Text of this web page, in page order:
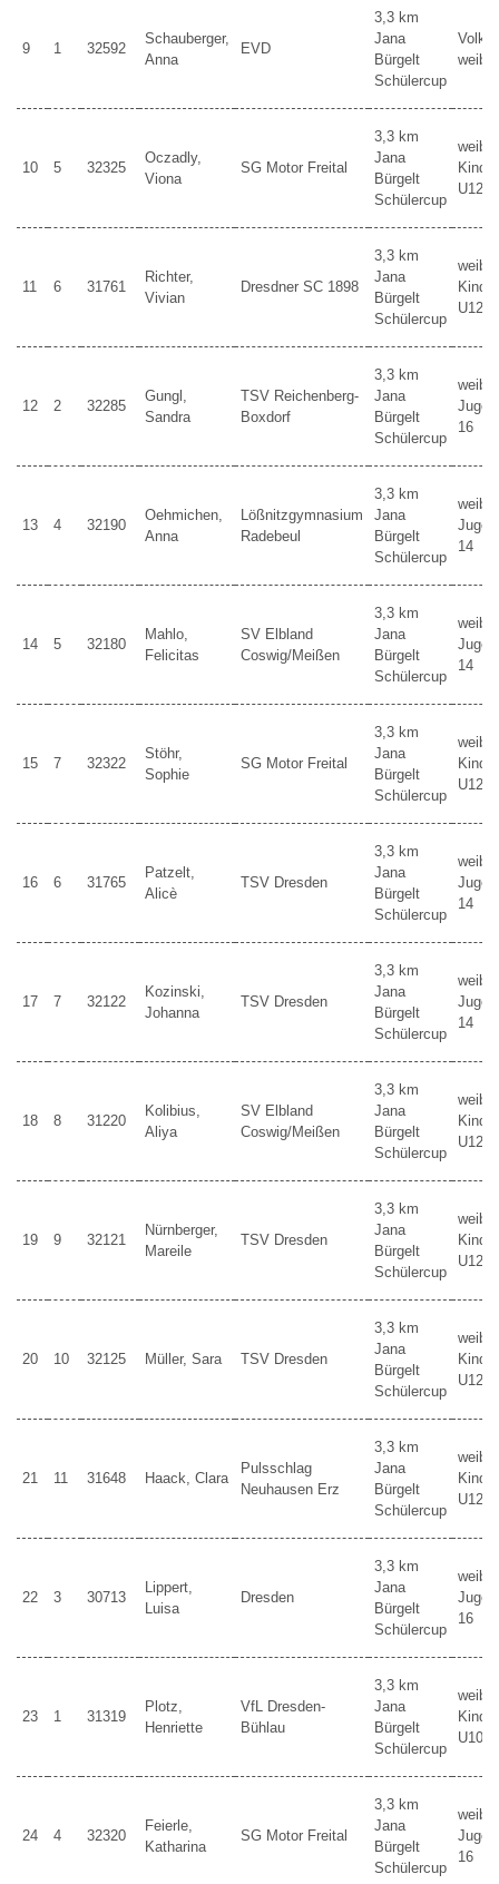
9 1 32592
Schauberger,
Anna
EVD
3,3 km
Jana
Bürgelt
Schülercup
10 5 32325
Oczadly,
Viona
SG Motor Freital
3,3 km
Jana
Bürgelt
Schülercup
Kinder
U12
11 6 31761
Richter,
Vivian
Dresdner SC 1898
3,3 km
Jana
Bürgelt
Schülercup
Kinder
U12
12 2 32285
Gungl,
Sandra
TSV Reichenberg-
Boxdorf
3,3 km
Jana
Bürgelt
Schülercup
16
13 4 32190
Oehmichen,
Anna
Lößnitzgymnasium
Radebeul
3,3 km
Jana
Bürgelt
Schülercup
14
14 5 32180
Mahlo,
Felicitas
SV Elbland
Coswig/Meißen
3,3 km
Jana
Bürgelt
Schülercup
14
15 7 32322
Stöhr,
Sophie
SG Motor Freital
3,3 km
Jana
Bürgelt
Schülercup
Kinder
U12
16 6 31765
Patzelt,
Alicè
TSV Dresden
3,3 km
Jana
Bürgelt
Schülercup
14
17 7 32122
Kozinski,
Johanna
TSV Dresden
3,3 km
Jana
Bürgelt
Schülercup
14
18 8 31220
Kolibius,
Aliya
SV Elbland
Coswig/Meißen
3,3 km
Jana
Bürgelt
Schülercup
Kinder
U12
19 9 32121
Nürnberger,
Mareile
TSV Dresden
3,3 km
Jana
Bürgelt
Schülercup
Kinder
U12
20 10 32125 Müller, Sara TSV Dresden
3,3 km
Jana
Bürgelt
Schülercup
Kinder
U12
21 11 31648 Haack, Clara
Pulsschlag
Neuhausen Erz
3,3 km
Jana
Bürgelt
Schülercup
Kinder
U12
22 3 30713
Lippert,
Luisa
Dresden
3,3 km
Jana
Bürgelt
Schülercup
16
23 1 31319
Plotz,
Henriette
VfL Dresden-
Bühlau
3,3 km
Jana
Bürgelt
Schülercup
Kinder
U10
24 4 32320
Feierle,
Katharina
SG Motor Freital
3,3 km
Jana
Bürgelt
Schülercup
16